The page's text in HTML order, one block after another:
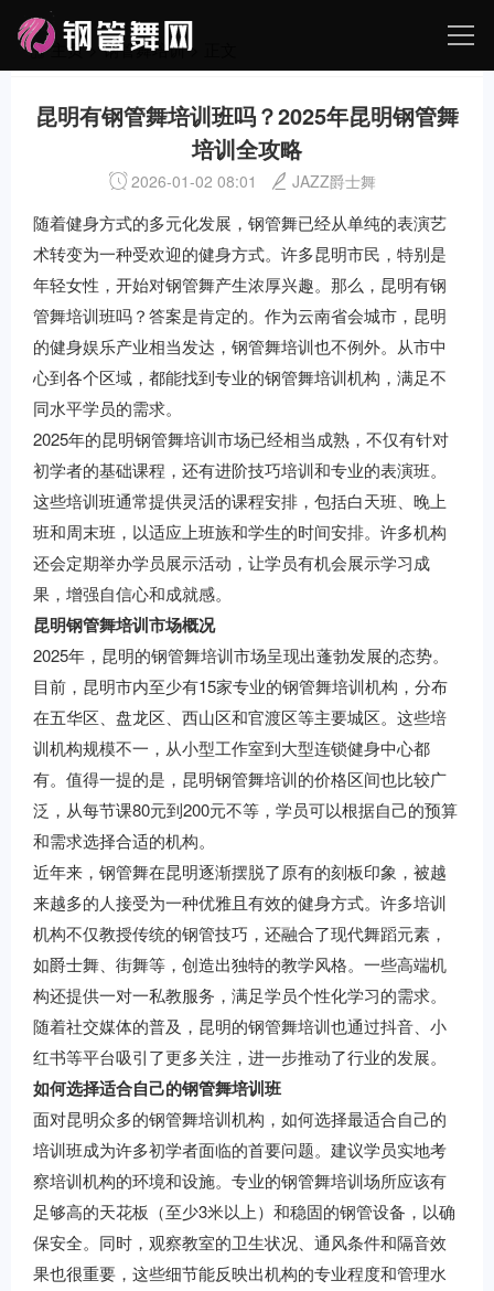
主页>钢管舞培训> 正文
昆明有钢管舞培训班吗？2025年昆明钢管舞
培训全攻略
2026-01-02 08:01 JAZZ爵士舞
随着健身方式的多元化发展，钢管舞已经从单纯的表演艺
术转变为一种受欢迎的健身方式。许多昆明市民，特别是
年轻女性，开始对钢管舞产生浓厚兴趣。那么，昆明有钢
管舞培训班吗？答案是肯定的。作为云南省会城市，昆明
的健身娱乐产业相当发达，钢管舞培训也不例外。从市中
心到各个区域，都能找到专业的钢管舞培训机构，满足不
同水平学员的需求。
2025年的昆明钢管舞培训市场已经相当成熟，不仅有针对
初学者的基础课程，还有进阶技巧培训和专业的表演班。
这些培训班通常提供灵活的课程安排，包括白天班、晚上
班和周末班，以适应上班族和学生的时间安排。许多机构
还会定期举办学员展示活动，让学员有机会展示学习成
果，增强自信心和成就感。
昆明钢管舞培训市场概况
2025年，昆明的钢管舞培训市场呈现出蓬勃发展的态势。
目前，昆明市内至少有15家专业的钢管舞培训机构，分布
在五华区、盘龙区、西山区和官渡区等主要城区。这些培
训机构规模不一，从小型工作室到大型连锁健身中心都
有。值得一提的是，昆明钢管舞培训的价格区间也比较广
泛，从每节课80元到200元不等，学员可以根据自己的预算
和需求选择合适的机构。
近年来，钢管舞在昆明逐渐摆脱了原有的刻板印象，被越
来越多的人接受为一种优雅且有效的健身方式。许多培训
机构不仅教授传统的钢管技巧，还融合了现代舞蹈元素，
如爵士舞、街舞等，创造出独特的教学风格。一些高端机
构还提供一对一私教服务，满足学员个性化学习的需求。
随着社交媒体的普及，昆明的钢管舞培训也通过抖音、小
红书等平台吸引了更多关注，进一步推动了行业的发展。
如何选择适合自己的钢管舞培训班
面对昆明众多的钢管舞培训机构，如何选择最适合自己的
培训班成为许多初学者面临的首要问题。建议学员实地考
察培训机构的环境和设施。专业的钢管舞培训场所应该有
足够高的天花板（至少3米以上）和稳固的钢管设备，以确
保安全。同时，观察教室的卫生状况、通风条件和隔音效
果也很重要，这些细节能反映出机构的专业程度和管理水